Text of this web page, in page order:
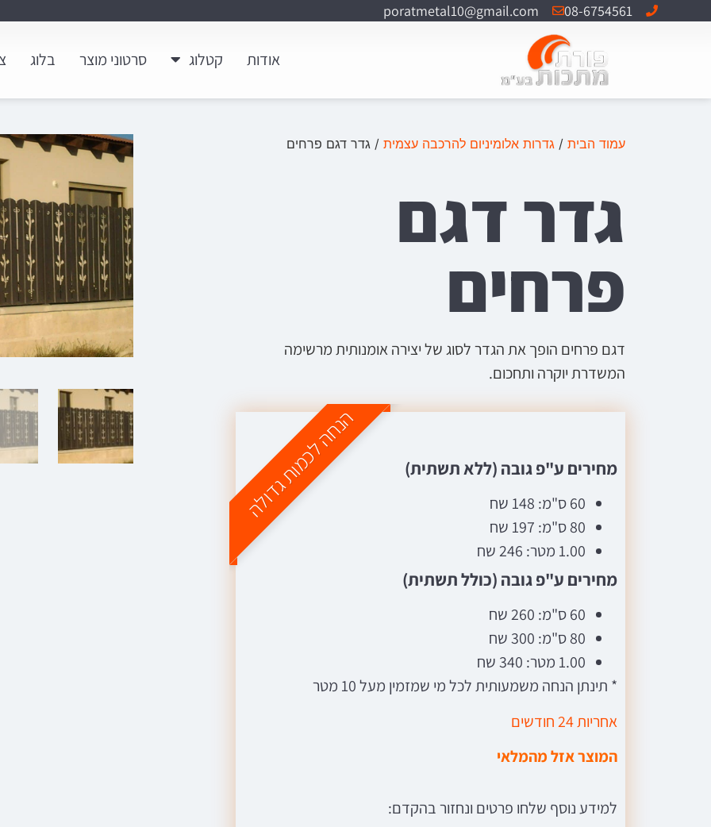
08-6754561
poratmetal10@gmail.com
אודות קטלוג סרטוני מוצר בלוג
עמוד הבית/ גדרות אלומיניום להרכבה עצמית/ גדר דגם פרחים
גדר דגם
פרחים
דגם פרחים הופך את הגדר לסוג של יצירה אומנותית מרשימה
המשדרת יוקרה ותחכום.
הנחה לכמות גדולה מחירים ע"פ גובה (ללא תשתית)
60 ס"מ: 148 שח
80 ס"מ: 197 שח
1.00 מטר: 246 שח
מחירים ע"פ גובה (כולל תשתית)
60 ס"מ: 260 שח
80 ס"מ: 300 שח
1.00 מטר: 340 שח
* תינתן הנחה משמעותית לכל מי שמזמין מעל 10 מטר
אחריות 24 חודשים
המוצר אזל מהמלאי
למידע נוסף שלחו פרטים ונחזור בהקדם: